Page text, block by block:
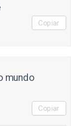
Copiar
mundo
Copiar